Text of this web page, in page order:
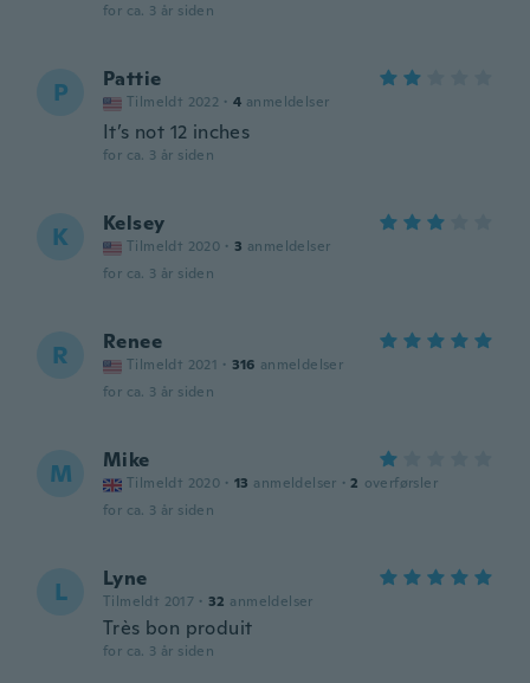
for ca. 3 år siden
P Pattie
Tilmeldt 2022 · 4 anmeldelser
It’s not 12 inches
for ca. 3 år siden
K Kelsey
Tilmeldt 2020 · 3 anmeldelser
for ca. 3 år siden
R Renee
Tilmeldt 2021 · 316 anmeldelser
for ca. 3 år siden
M Mike
Tilmeldt 2020 · 13 anmeldelser · 2 overførsler
for ca. 3 år siden
L Lyne
Tilmeldt 2017 · 32 anmeldelser
Très bon produit
for ca. 3 år siden